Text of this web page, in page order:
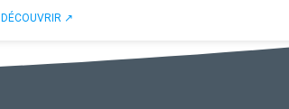
DÉCOUVRIR ↗